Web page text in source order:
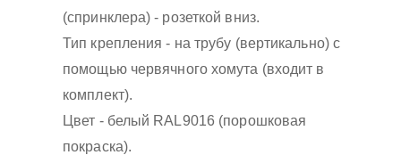
(спринклера) - розеткой вниз.
Тип крепления - на трубу (вертикально) с
помощью червячного хомута (входит в
комплект).
Цвет - белый RAL9016 (порошковая
покраска).